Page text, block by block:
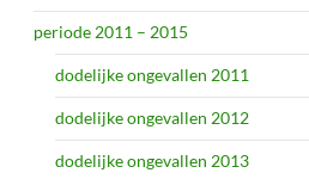
periode 2011 – 2015
dodelijke ongevallen 2011
dodelijke ongevallen 2012
dodelijke ongevallen 2013